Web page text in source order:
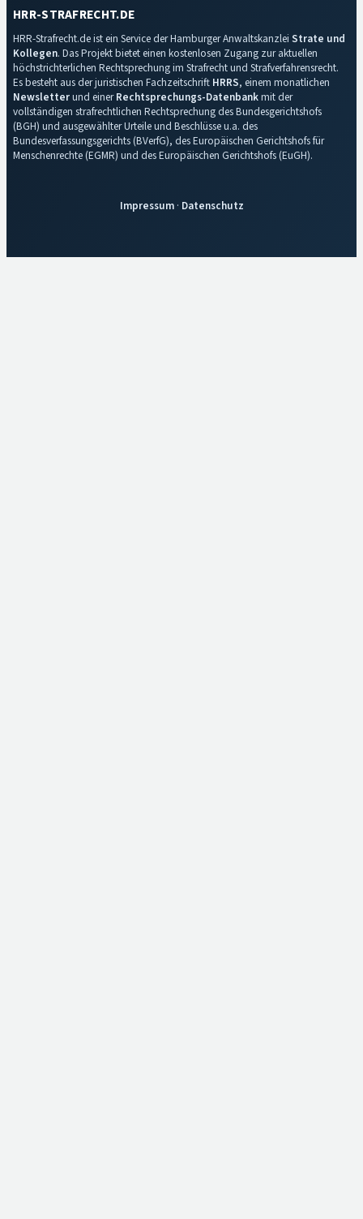
HRR-STRAFRECHT.DE
HRR-Strafrecht.de ist ein Service der Hamburger Anwaltskanzlei Strate und
Kollegen. Das Projekt bietet einen kostenlosen Zugang zur aktuellen
höchstrichterlichen Rechtsprechung im Strafrecht und Strafverfahrensrecht.
Es besteht aus der juristischen Fachzeitschrift HRRS, einem monatlichen
Newsletterund einerRechtsprechungs-Datenbankmit der
vollständigen strafrechtlichen Rechtsprechung des Bundesgerichtshofs
(BGH) und ausgewählter Urteile und Beschlüsse u.a. des
Bundesverfassungsgerichts (BVerfG), des Europäischen Gerichtshofs für
Menschenrechte (EGMR) und des Europäischen Gerichtshofs (EuGH).
Impressum· Datenschutz